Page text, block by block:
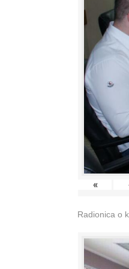
«
Radionica o